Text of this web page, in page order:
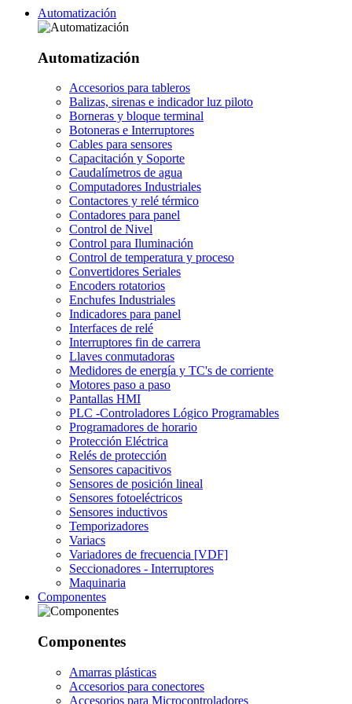
Automatización
Automatización
Accesorios para tableros
Balizas, sirenas e indicador luz piloto
Borneras y bloque terminal
Botoneras e Interruptores
Cables para sensores
Capacitación y Soporte
Caudalímetros de agua
Computadores Industriales
Contactores y relé térmico
Contadores para panel
Control de Nivel
Control para Iluminación
Control de temperatura y proceso
Convertidores Seriales
Encoders rotatorios
Enchufes Industriales
Indicadores para panel
Interfaces de relé
Interruptores fin de carrera
Llaves conmutadoras
Medidores de energía y TC's de corriente
Motores paso a paso
Pantallas HMI
PLC -Controladores Lógico Programables
Programadores de horario
Protección Eléctrica
Relés de protección
Sensores capacitivos
Sensores de posición lineal
Sensores fotoeléctricos
Sensores inductivos
Temporizadores
Variacs
Variadores de frecuencia [VDF]
Seccionadores - Interruptores
Maquinaria
Componentes
Componentes
Amarras plásticas
Accesorios para conectores
Accesorios para Microcontroladores